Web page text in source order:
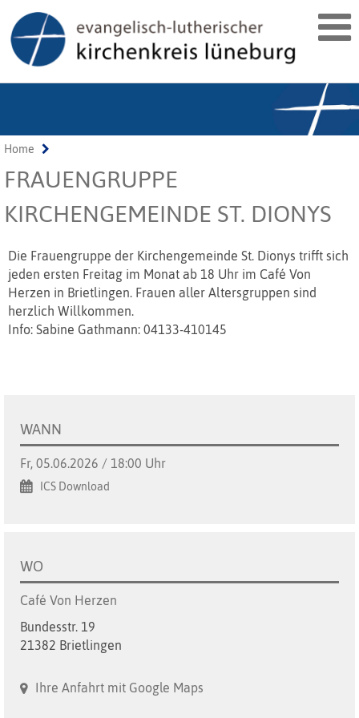
Home
FRAUENGRUPPE
KIRCHENGEMEINDE ST. DIONYS
Die Frauengruppe der Kirchengemeinde St. Dionys trifft sich
jeden ersten Freitag im Monat ab 18 Uhr im Café Von
Herzen in Brietlingen. Frauen aller Altersgruppen sind
herzlich Willkommen.
Info: Sabine Gathmann: 04133-410145
WANN
Fr, 05.06.2026 / 18:00 Uhr
ICS Download
WO
Café Von Herzen
Bundesstr. 19
21382 Brietlingen
Ihre Anfahrt mit Google Maps